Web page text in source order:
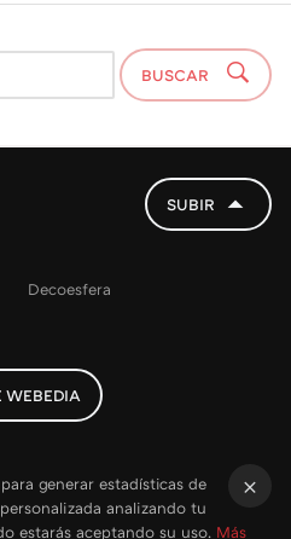
BUSCAR
SUBIR
Decoesfera
WEBEDIA
generar estadísticas de
analizando tu
estarás aceptando su uso. Más